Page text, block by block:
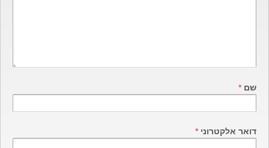
שם *
דואר אלקטרוני *